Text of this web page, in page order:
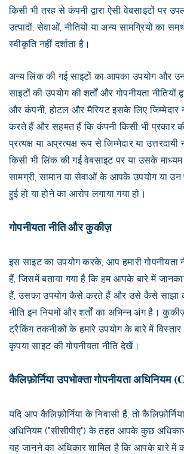
किसी भी तरह से कंपनी द्वारा ऐसी वेबसाइटों पर
उत्पादों, सेवाओं, नीतियों या अन्य सामग्रियों का
स्वीकृति नहीं दर्शाता है।
अन्य लिंक की गई साइटों का आपका उपयोग और
साइटों की उपयोग की शर्तों और गोपनीयता नीतियों
और कंपनी, होटल और मैरियट इसके लिए जिम्मेदार
करते हैं और सहमत हैं कि कंपनी किसी भी प्रकार की
प्रत्यक्ष या अप्रत्यक्ष रूप से जिम्मेदार या उत्तरदायी
किसी भी लिंक की गई वेबसाइट पर या उसके
सामग्री, सामान या सेवाओं के आपके उपयोग या उन
हुई हो या होने का आरोप लगाया गया हो।
गोपनीयता नीति और कुकीज़
इस साइट का उपयोग करके, आप हमारी गोपनीयता
हैं, जिसमें बताया गया है कि हम आपके बारे में
हैं, उसका उपयोग कैसे करते हैं और उसे कैसे साझा
नीति इन नियमों और शर्तों का अभिन्न अंग है।
ट्रैकिंग तकनीकों के हमारे उपयोग के बारे में
कृपया साइट की गोपनीयता नीति देखें।
कैलिफ़ोर्निया उपभोक्ता गोपनीयता
यदि आप कैलिफ़ोर्निया के निवासी हैं, तो
अधिनियम ("सीसीपीए") के तहत आपके कुछ
यह जानने का अधिकार शामिल है कि आपके बारे में